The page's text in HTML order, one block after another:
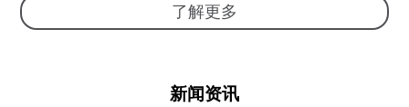
了解更多
新闻资讯